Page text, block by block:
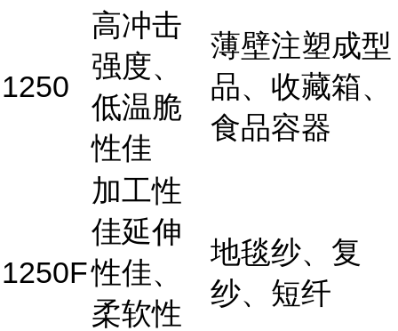
1250
高冲击
强度、
低温脆
性佳
薄壁注塑成型
品、收藏箱、
食品容器
1250F
加工性
佳延伸
性佳、
柔软性
地毯纱、复
纱、短纤